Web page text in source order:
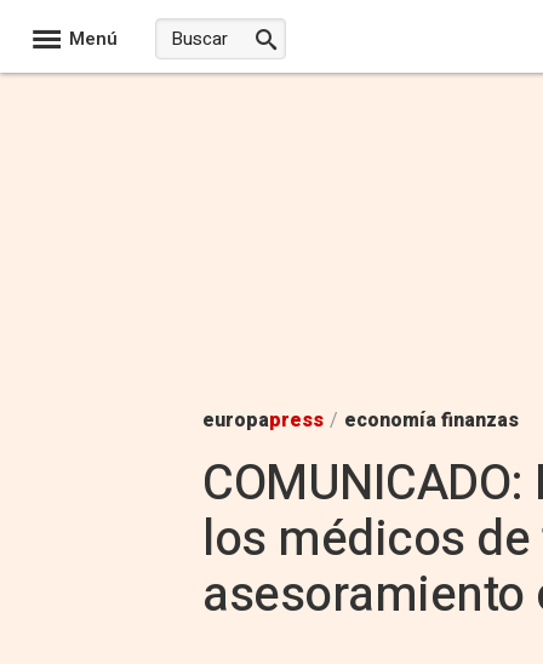
Menú
europapress / economía finanzas
los médicos